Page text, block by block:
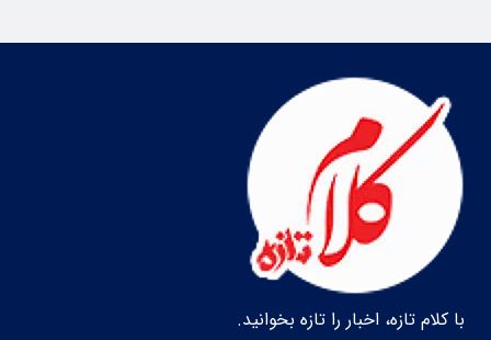
با کلام تازه، اخبار را تازه بخوانید.